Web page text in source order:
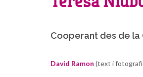
Cooperant des de
David Ramon (text i